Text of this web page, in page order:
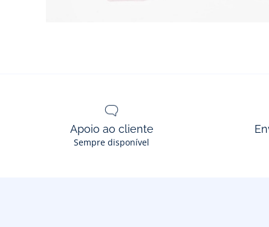
Apoio ao cliente
Sempre disponível